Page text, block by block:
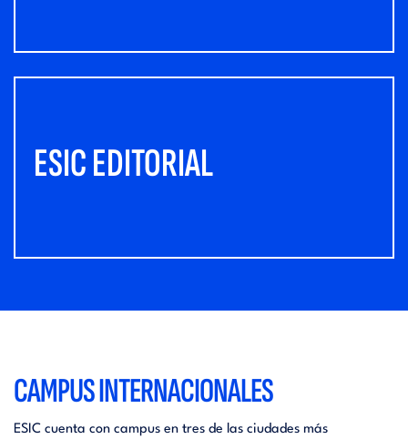
ESIC EDITORIAL
CAMPUS INTERNACIONALES
ESIC cuenta con campus en tres de las ciudades más